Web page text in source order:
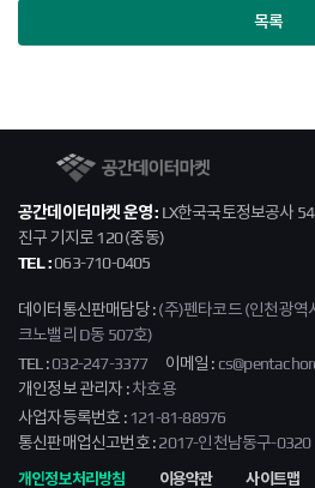
목록
공간데이터마켓 운영 : LX한국국토정보공사
진구 기지로 120 (중동)
TEL :063-710-0405
데이터통신판매담당 :(주)펜타코드 (인천광역
크노밸리 D동 507호)
TEL :032-247-3377 이메일 :
개인정보 관리자 :차호용
사업자등록번호 :121-81-88976
통신판매업신고번호 :2017-인천남동구-0320
개인정보처리방침 이용약관 사이트맵